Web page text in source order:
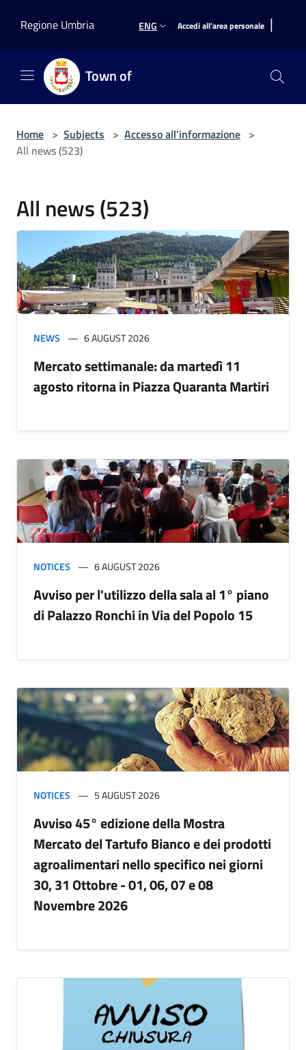
Regione Umbria
ENG Accedi all'area personale |
Town of
Home > Subjects > Accesso all'informazione >
All news (523)
All news (523)
NEWS 6 AUGUST 2026
Mercato settimanale: da martedì 11
agosto ritorna in Piazza Quaranta Martiri
NOTICES 6 AUGUST 2026
Avviso per l'utilizzo della sala al 1° piano
di Palazzo Ronchi in Via del Popolo 15
NOTICES 5 AUGUST 2026
Avviso 45° edizione della Mostra
Mercato del Tartufo Bianco e dei prodotti
agroalimentari nello specifico nei giorni
30, 31 Ottobre - 01, 06, 07 e 08
Novembre 2026